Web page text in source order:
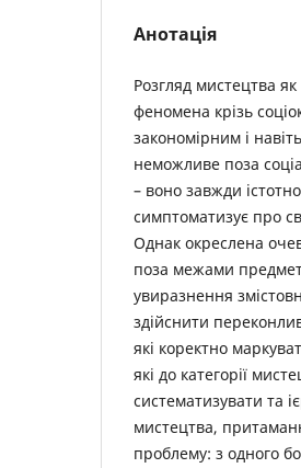
Анотація
Розгляд мистецтва
феномена крізь
закономірним і
неможливе поза
– воно завжди
симптоматизує про
Однак окреслена
поза межами
увиразнення
здійснити
які коректно
які до категорії
систематизувати та
мистецтва,
проблему: з одного